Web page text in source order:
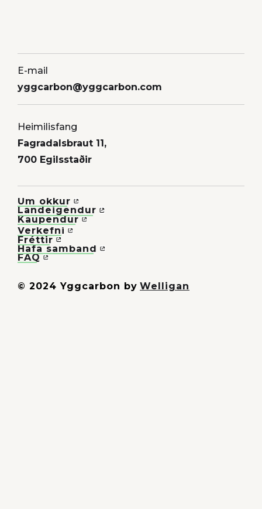
E-mail
yggcarbon@yggcarbon.com
Heimilisfang
Fagradalsbraut 11,
700 Egilsstaðir
Um okkur
Landeigendur
Kaupendur
Verkefni
Fréttir
Hafa samband
FAQ
© 2024 Yggcarbon by Welligan